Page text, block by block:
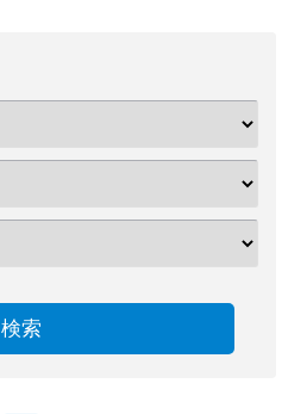
検索